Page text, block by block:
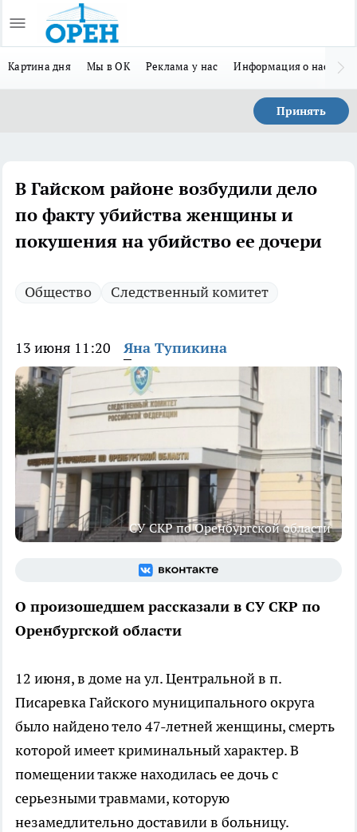
Картина дня Мы в ОК Реклама у нас Информация о нас
Принять
В Гайском районе возбудили дело
по факту убийства женщины и
покушения на убийство ее дочери
Общество Следственный комитет
13 июня 11:20 Яна Тупикина
СУ СКР по Оренбургской области
О произошедшем рассказали в СУ СКР по
Оренбургской области
12 июня, в доме на ул. Центральной в п.
Писаревка Гайского муниципального округа
было найдено тело 47-летней женщины, смерть
которой имеет криминальный характер. В
помещении также находилась ее дочь с
серьезными травмами, которую
незамедлительно доставили в больницу.